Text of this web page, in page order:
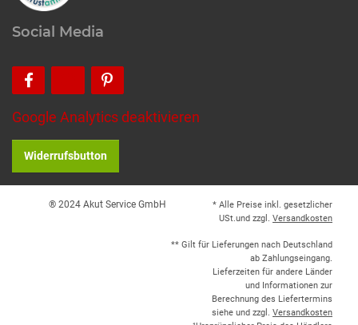
Social Media
Google Analytics deaktivieren
Widerrufsbutton
® 2024 Akut Service GmbH
* Alle Preise inkl. gesetzlicher
USt.und zzgl. Versandkosten
** Gilt für Lieferungen nach Deutschland
ab Zahlungseingang.
Lieferzeiten für andere Länder
und Informationen zur
Berechnung des Liefertermins
siehe und zzgl. Versandkosten